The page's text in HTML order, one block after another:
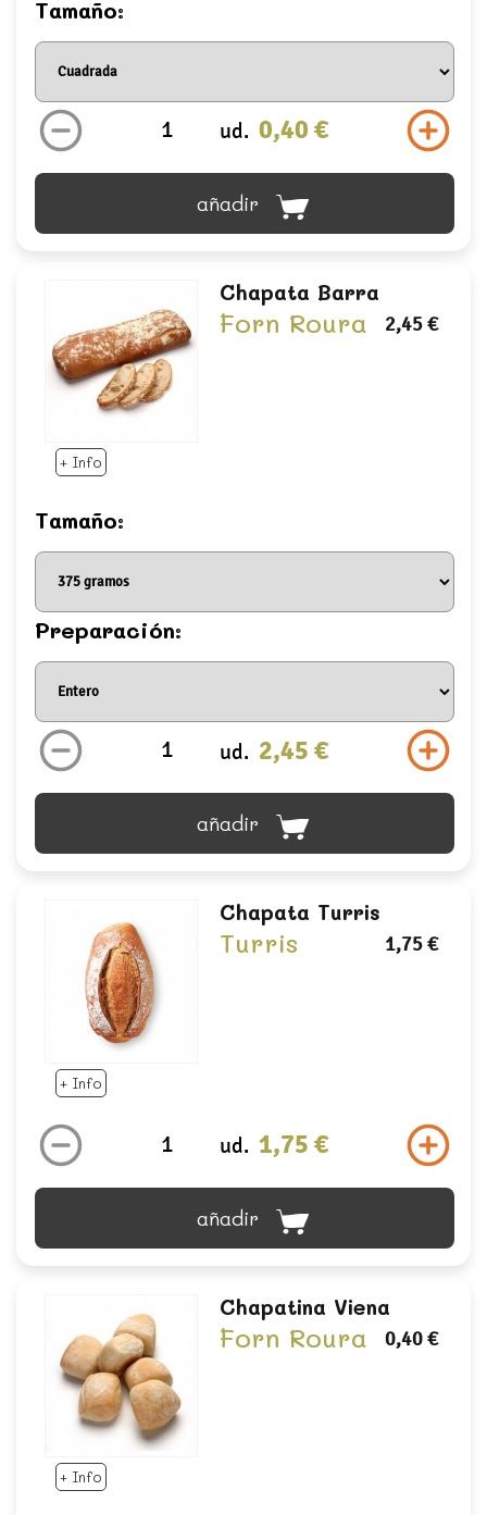
Tamaño:
ud. 0,40 €
añadir
+ Info
Chapata Barra
Forn Roura 2,45 €
Tamaño:
Preparación:
ud. 2,45 €
añadir
+ Info
Chapata Turris
Turris 1,75 €
ud. 1,75 €
añadir
+ Info
Chapatina Viena
Forn Roura 0,40 €